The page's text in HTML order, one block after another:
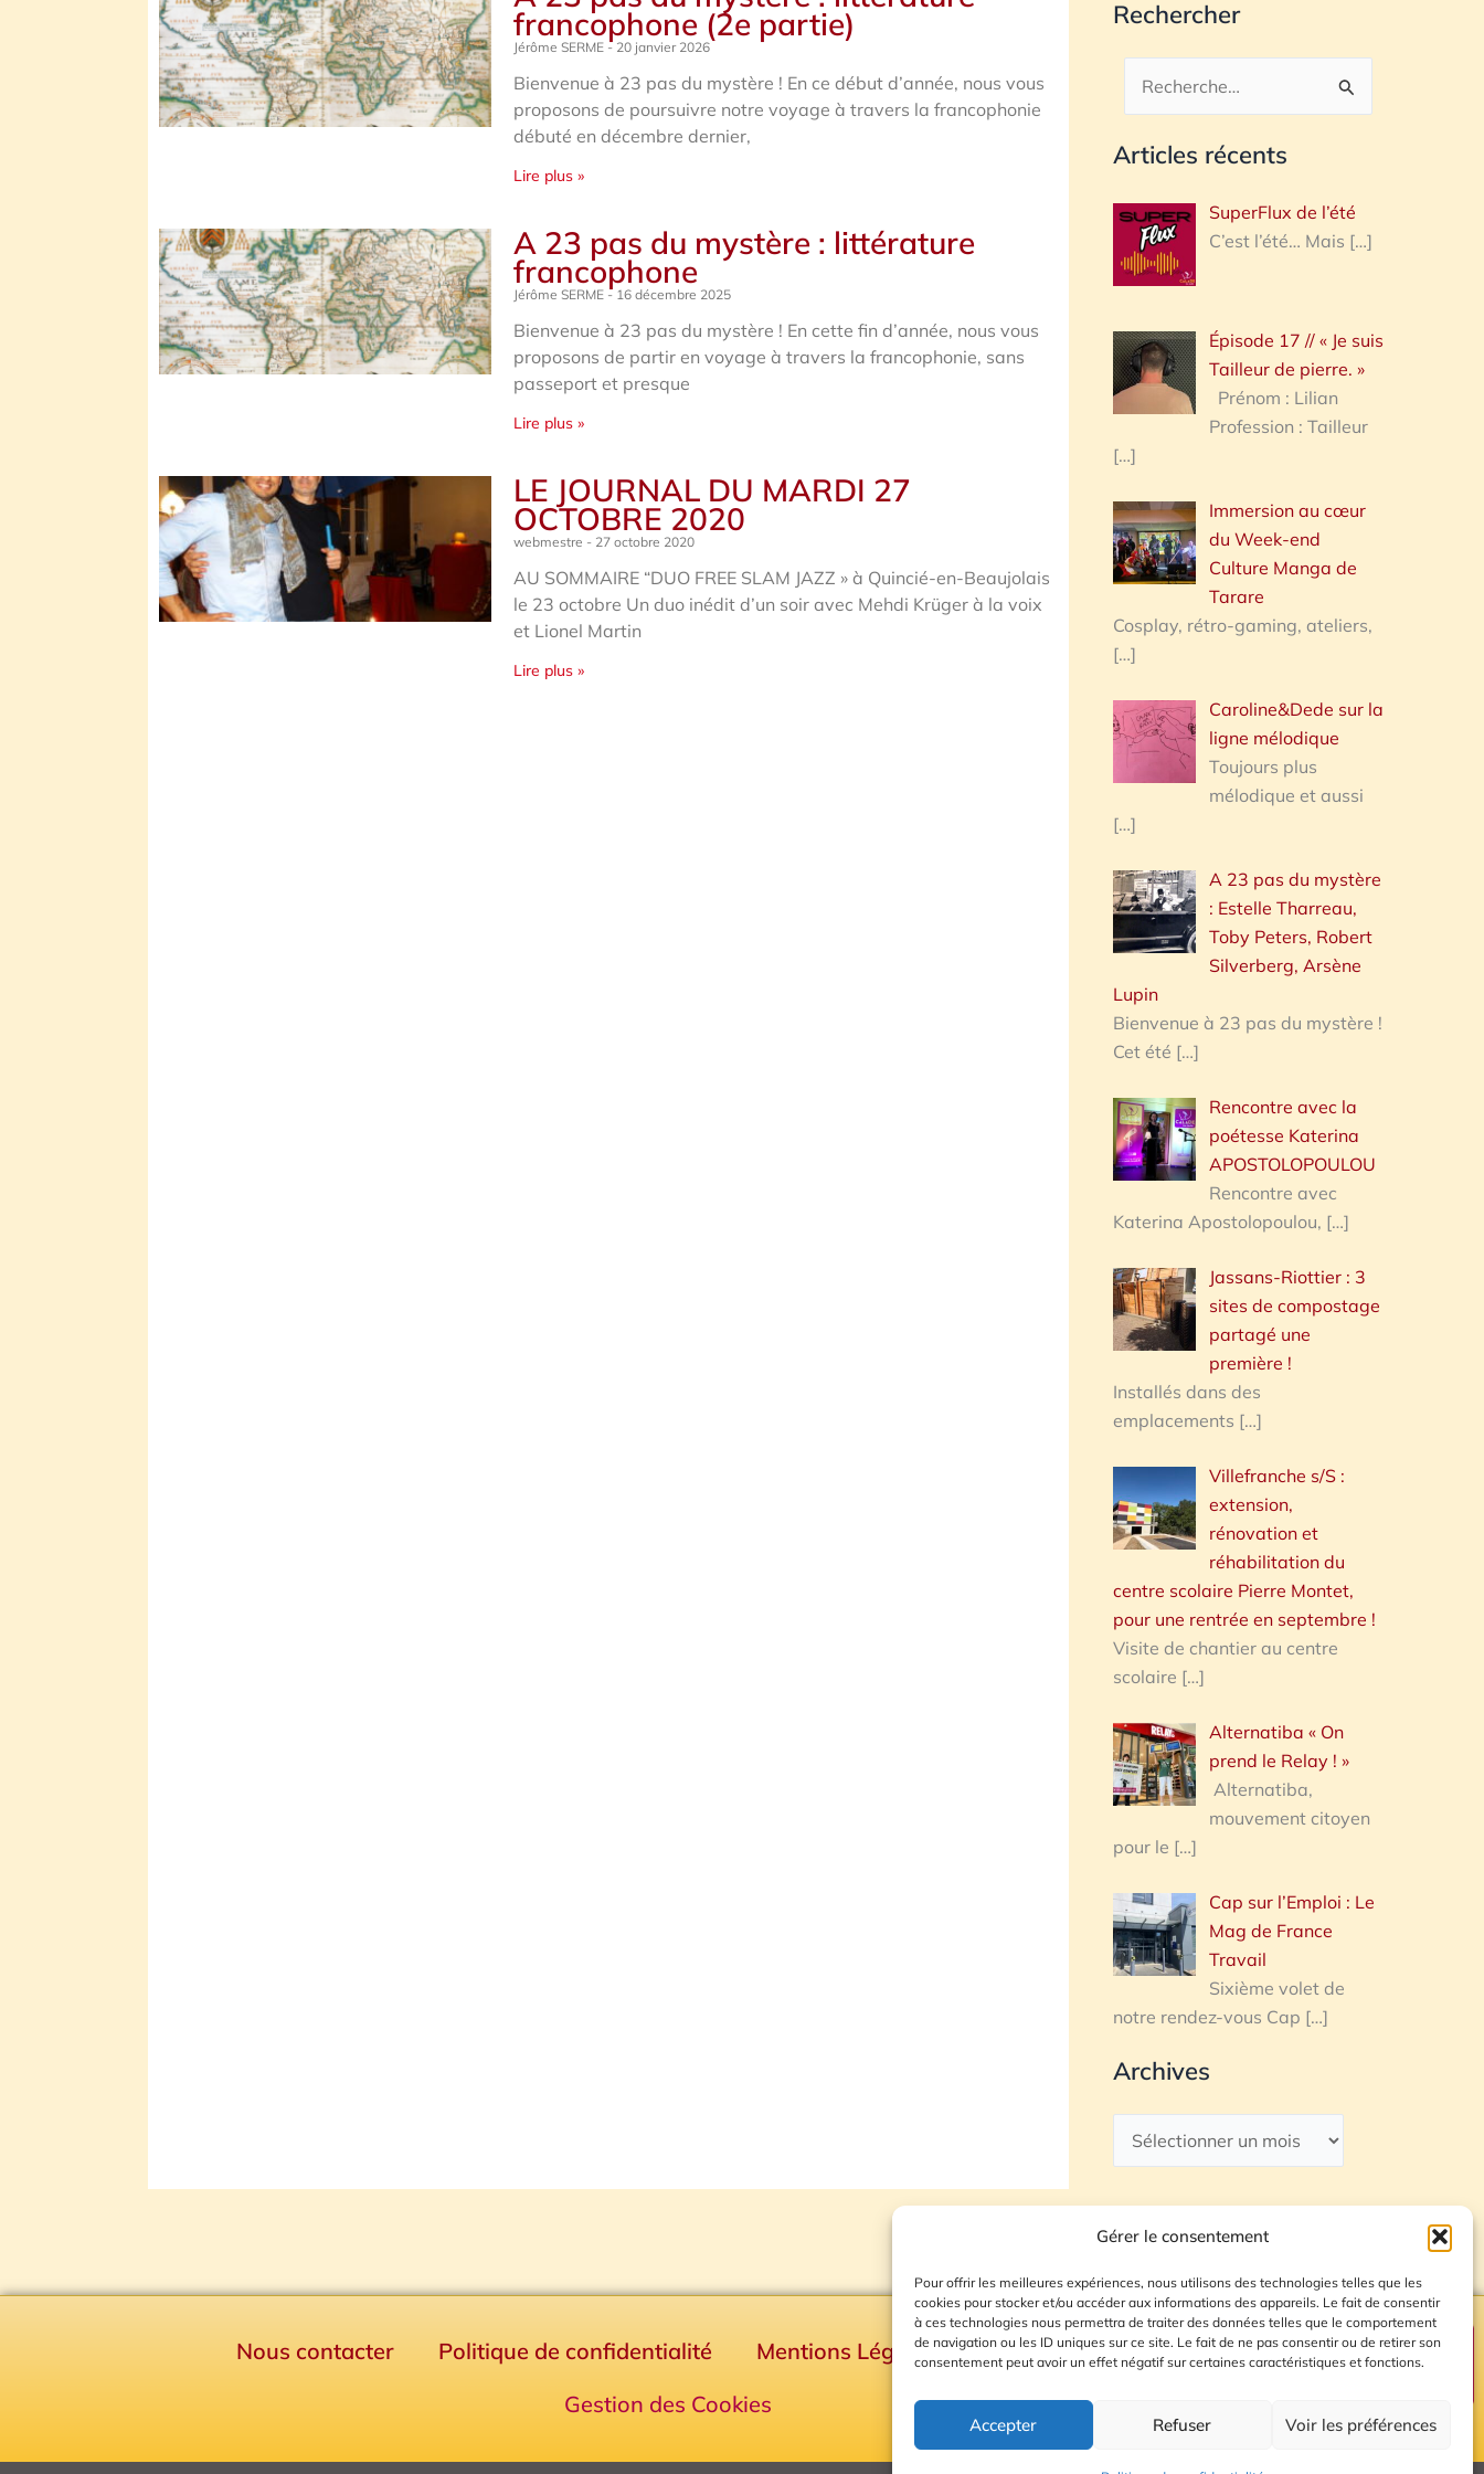
Gérer le consentement
Pour offrir les meilleures expériences, nous utilisons des technologies telles que les
cookies pour stocker et/ou accéder aux informations des appareils. Le fait de consentir
à ces technologies nous permettra de traiter des données telles que le comportement
de navigation ou les ID uniques sur ce site. Le fait de ne pas consentir ou de retirer son
consentement peut avoir un effet négatif sur certaines caractéristiques et fonctions.
Accepter Refuser Voir les préférences
francophone (2e partie)
Jérôme SERME 20 janvier 2026
Bienvenue à 23 pas du mystère ! En ce début d’année, nous vous
proposons de poursuivre notre voyage à travers la francophonie
débuté en décembre dernier,
Lire plus »
A 23 pas du mystère : littérature
francophone
Jérôme SERME 16 décembre 2025
Bienvenue à 23 pas du mystère ! En cette fin d’année, nous vous
proposons de partir en voyage à travers la francophonie, sans
passeport et presque
Lire plus »
LE JOURNAL DU MARDI 27
OCTOBRE 2020
webmestre 27 octobre 2020
AU SOMMAIRE “DUO FREE SLAM JAZZ » à Quincié-en-Beaujolais
le 23 octobre Un duo inédit d’un soir avec Mehdi Krüger à la voix
et Lionel Martin
Lire plus »
Rechercher
Rechercher :
Articles récents
SuperFlux de l’été
C’est l’été… Mais […]
Épisode 17 // « Je suis
Tailleur de pierre. »
Prénom : Lilian
Profession : Tailleur
[…]
Immersion au cœur
du Week-end
Culture Manga de
Tarare
Cosplay, rétro-gaming, ateliers,
[…]
Caroline&Dede sur la
ligne mélodique
Toujours plus
mélodique et aussi
[…]
A 23 pas du mystère
: Estelle Tharreau,
Toby Peters, Robert
Silverberg, Arsène
Lupin
Bienvenue à 23 pas du mystère !
Cet été […]
Rencontre avec la
poétesse Katerina
APOSTOLOPOULOU
Rencontre avec
Katerina Apostolopoulou, […]
Jassans-Riottier : 3
sites de compostage
partagé une
première !
Installés dans des
emplacements […]
Villefranche s/S :
extension,
rénovation et
réhabilitation du
centre scolaire Pierre Montet,
pour une rentrée en septembre !
Visite de chantier au centre
scolaire […]
Alternatiba « On
prend le Relay ! »
Alternatiba,
mouvement citoyen
pour le […]
Cap sur l’Emploi : Le
Mag de France
Travail
Sixième volet de
notre rendez-vous Cap […]
Archives
Nous contacter Politique de confidentialité Mentions Légales
Plan du site
Gestion des Cookies